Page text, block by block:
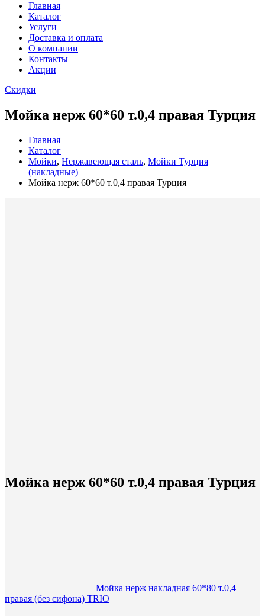
Главная
Каталог
Услуги
Доставка и оплата
О компании
Контакты
Акции
Скидки
Мойка нерж 60*60 т.0,4 правая Турция
Главная
Каталог
Мойки, Нержавеющая сталь, Мойки Турция
(накладные)
Мойка нерж 60*60 т.0,4 правая Турция
Мойка нерж 60*60 т.0,4 правая Турция
Мойка нерж накладная 60*80 т.0,4
правая (без сифона) TRIO